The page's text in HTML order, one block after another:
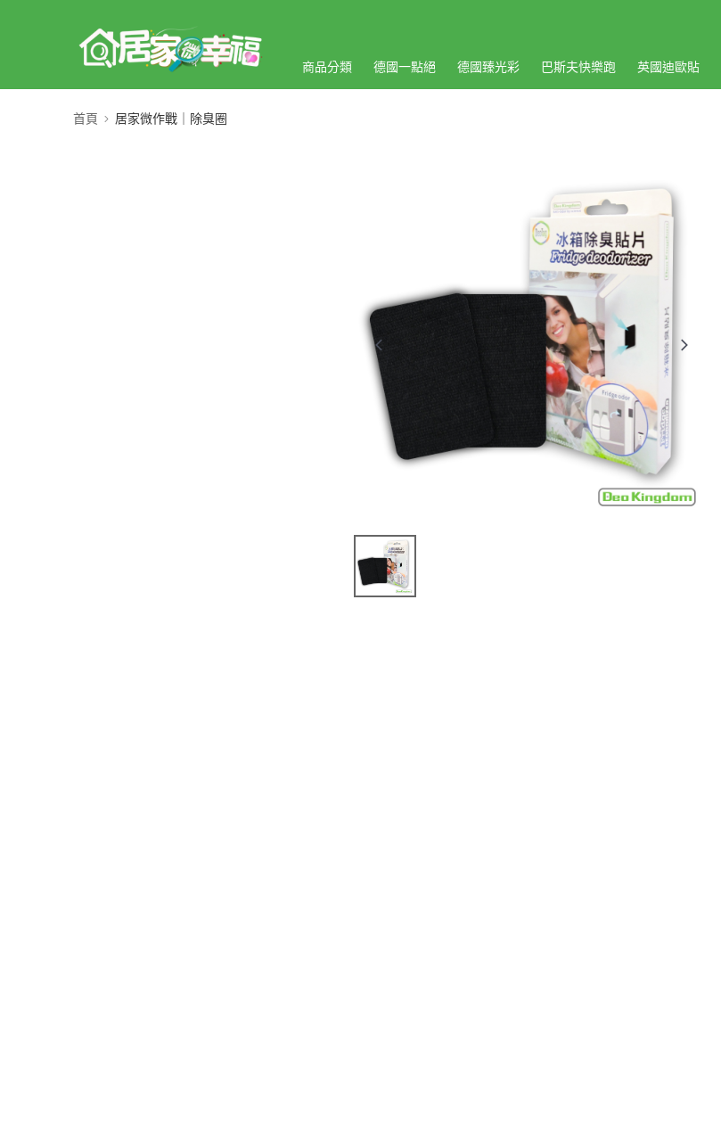
商品分類 德國一點絕 德國臻光彩 巴斯夫快樂跑 英國迪歐貼
首頁 居家微作戰｜除臭圈